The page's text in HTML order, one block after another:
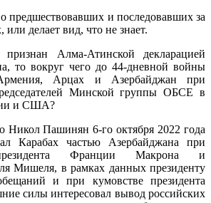
предшествовавших и последовавших за
делает вид, что не знает.
Алма-Атинской декларацией
то вокруг чего до 44-дневной войны
Армения, Арцах и Азербайджан при
Минской группы ОБСЕ в
и США?
Никол Пашинян 6-го октября 2022 года
Карабах частью Азербайджана при
президента Франции Макрона и
Мишеля, в рамках данных президенту
и при кумовстве президента
силы интересовал вывод российских